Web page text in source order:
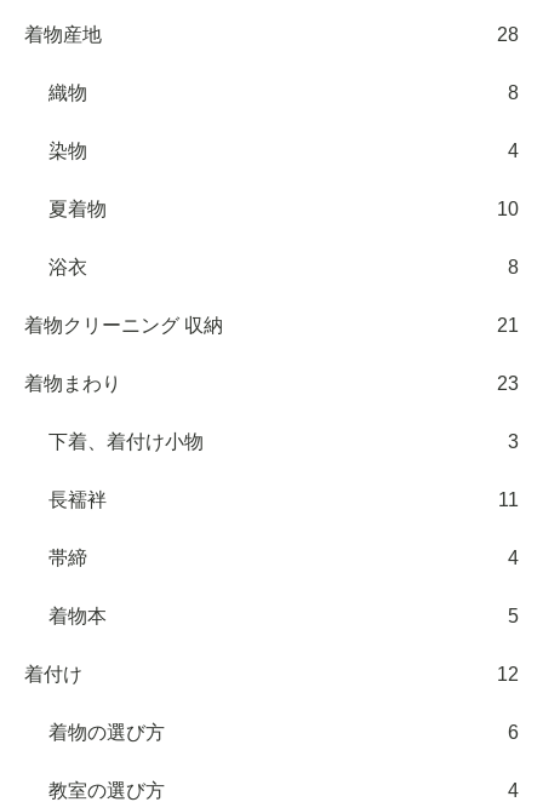
着物産地 28
織物 8
染物 4
夏着物 10
浴衣 8
着物クリーニング 収納 21
着物まわり 23
下着、着付け小物 3
長襦袢 11
帯締 4
着物本 5
着付け 12
着物の選び方 6
教室の選び方 4